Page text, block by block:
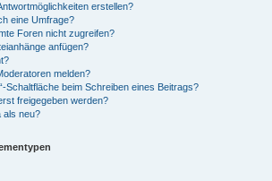
erstellen?
eine Umfrage?
Foren nicht zugreifen?
anfügen?
melden?
Schaltfläche beim Schreiben eines Beitrags?
freigegeben werden?
als neu?